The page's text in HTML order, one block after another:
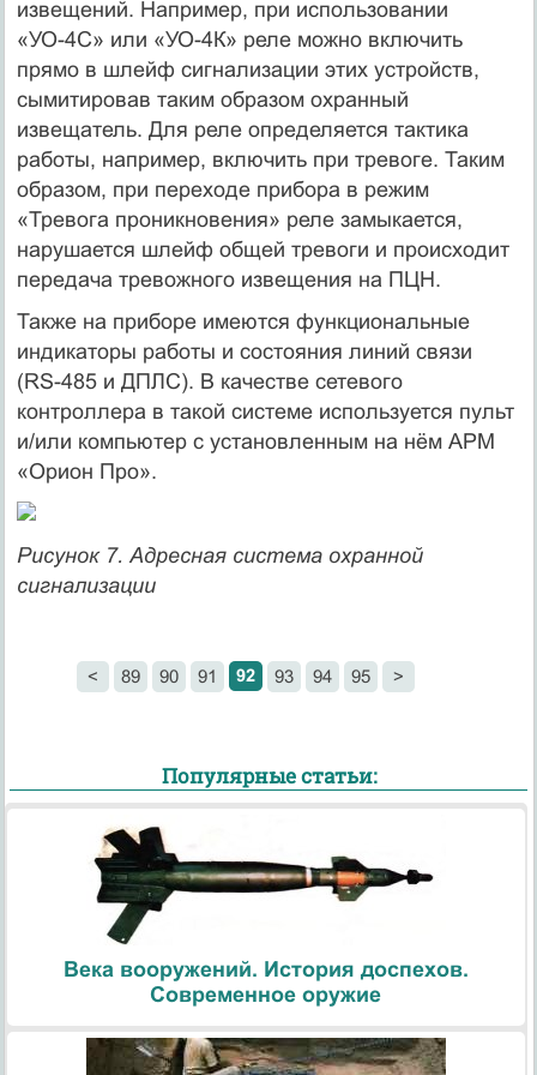
извещений. Например, при использовании
«УО-4С» или «УО-4К» реле можно включить
прямо в шлейф сигнализации этих устройств,
сымитировав таким образом охранный
извещатель. Для реле определяется тактика
работы, например, включить при тревоге. Таким
образом, при переходе прибора в режим
«Тревога проникновения» реле замыкается,
нарушается шлейф общей тревоги и происходит
передача тревожного извещения на ПЦН.
Также на приборе имеются функциональные
индикаторы работы и состояния линий связи
(RS-485 и ДПЛС). В качестве сетевого
контроллера в такой системе используется пульт
и/или компьютер с установленным на нём АРМ
«Орион Про».
Рисунок 7. Адресная система охранной
сигнализации
< 89 90 91 92 93 94 95 >
Популярные статьи:
Века вооружений. История доспехов.
Современное оружие